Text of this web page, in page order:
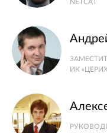
NETCAT
ИК «ЦЕРИХ